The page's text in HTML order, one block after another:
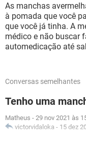
As manchas
à pomada que você
que você já tinha. A
médico e não buscar
automedicação até
Conversas semelhantes
Tenho uma
Matheus - 29 nov 2021 às
victorvidaloka - 15 dez